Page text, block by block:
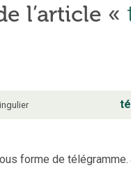
l’article «
forme de télégramme.